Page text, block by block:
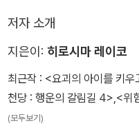
<이상한 과자 가게 전천당>
서 아이부터 어른까지 즐겁게
저자 소개
지은이: 히로시마 레이코
최근작 : <요괴의 아이를 키
천당 : 행운의 갈림길 4>,<위
(모두보기)